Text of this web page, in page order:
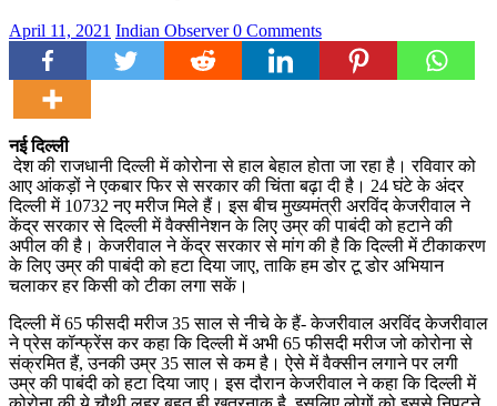
April 11, 2021 Indian Observer0 Comments
नई दिल्ली
देश की राजधानी दिल्ली में कोरोना से हाल बेहाल होता जा रहा है। रविवार को
आए आंकड़ों ने एकबार फिर से सरकार की चिंता बढ़ा दी है। 24 घंटे के अंदर
दिल्ली में 10732 नए मरीज मिले हैं। इस बीच मुख्यमंत्री अरविंद केजरीवाल ने
केंद्र सरकार से दिल्ली में वैक्सीनेशन के लिए उम्र की पाबंदी को हटाने की
अपील की है। केजरीवाल ने केंद्र सरकार से मांग की है कि दिल्ली में टीकाकरण
के लिए उम्र की पाबंदी को हटा दिया जाए, ताकि हम डोर टू डोर अभियान
चलाकर हर किसी को टीका लगा सकें।
दिल्ली में 65 फीसदी मरीज 35 साल से नीचे के हैं- केजरीवाल अरविंद केजरीवाल
ने प्रेस कॉन्फ्रेंस कर कहा कि दिल्ली में अभी 65 फीसदी मरीज जो कोरोना से
संक्रमित हैं, उनकी उम्र 35 साल से कम है। ऐसे में वैक्सीन लगाने पर लगी
उम्र की पाबंदी को हटा दिया जाए। इस दौरान केजरीवाल ने कहा कि दिल्ली में